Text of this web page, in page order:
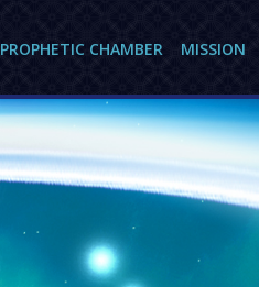
PROPHETIC CHAMBER MISSION